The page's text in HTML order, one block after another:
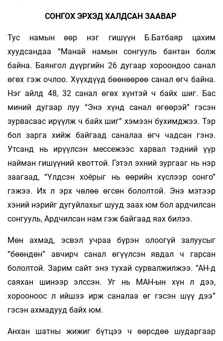
СОНГОХ ЭРХЭД ХАЛДСАН ЗААВАР
Тус намын өөр нэг гишүүн Б.Батбаяр цахим
хуудсандаа “Манай намын сонгууль бантан болж
байна. Баянгол дүүргийн 26 дугаар хороондоо санал
өгөх гэж очлоо. Хүүхдүүд бөөнөөрөө санал өгч байна.
Нэг айлд 48, 32 санал өгөх хүнтэй ч байх шиг. Бас
миний дугаар луу “Энэ хүнд санал өгөөрэй” гэсэн
зурвасаас ирүүлж ч байх шиг” хэмээн бухимджээ. Тэр
бол зарга хийж байгаад саналаа өгч чадсан гэнэ.
Утсанд нь ирүүлсэн мессежээс харвал тэдний үүр
найман гишүүний квоттой. Гэтэл эхний зургааг нь нэр
заагаад, “Үлдсэн хоёрыг нь өөрийн хүслээр сонго”
гэжээ. Их л эрх чөлөө өгсөн бололтой. Энэ мэтээр
хэний нэрийг дугуйлахыг шууд заах юм бол ардчилсан
сонгууль, Ардчилсан нам гэж байгаад яах билээ.
Мөн ахмад, эсвэл учраа бүрэн олоогүй залуусыг
“бөөндөн” авчирч санал өгүүлсэн явдал ч гарсан
бололтой. Зарим сайт энэ тухай сур­валжилжээ. “АН-д
саяхан шинээр элссэн. Уг нь МАН-ын хүн л дээ,
хорооноос л ийшээ ирж саналаа өг гэсэн шүү дээ”
гэсэн ахмадууд байх юм.
Анхан шатны жижиг бүтцээ ч өөрсдөө шударгаар